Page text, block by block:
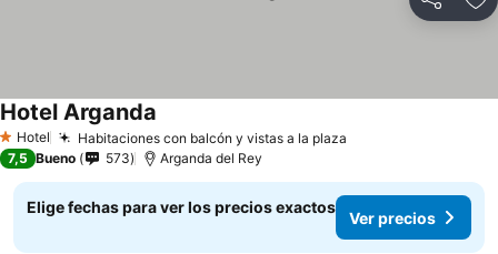
Compartir
1 Estrellas
Hotel Habitaciones con balcón y vistas a la plaza
Hotel Arganda
7,5 Bueno 573 Arganda del Rey
Elige fechas para ver los precios exactos
Ver precios